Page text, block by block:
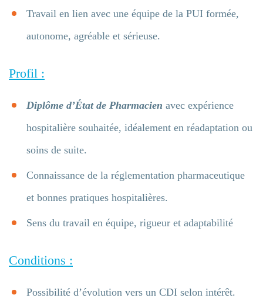
Travail en lien avec une équipe de la PUI formée,
autonome, agréable et sérieuse.
Profil :
Diplôme d’État de Pharmacien avec expérience
hospitalière souhaitée, idéalement en réadaptation ou
soins de suite.
Connaissance de la réglementation pharmaceutique
et bonnes pratiques hospitalières.
Sens du travail en équipe, rigueur et adaptabilité
Conditions :
Possibilité d’évolution vers un CDI selon intérêt.